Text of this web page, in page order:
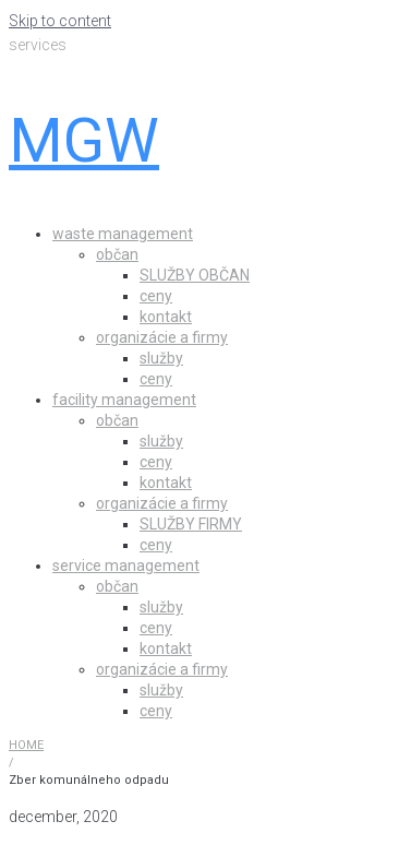
Skip to content
services
MGW
waste management
občan
SLUŽBY OBČAN
ceny
kontakt
organizácie a firmy
služby
ceny
facility management
občan
služby
ceny
kontakt
organizácie a firmy
SLUŽBY FIRMY
ceny
service management
občan
služby
ceny
kontakt
organizácie a firmy
služby
ceny
HOME
/
Zber komunálneho odpadu
december, 2020